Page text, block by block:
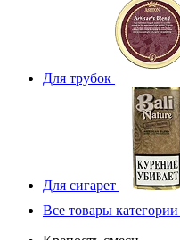
Для трубок
Для сигарет
Все товары категории